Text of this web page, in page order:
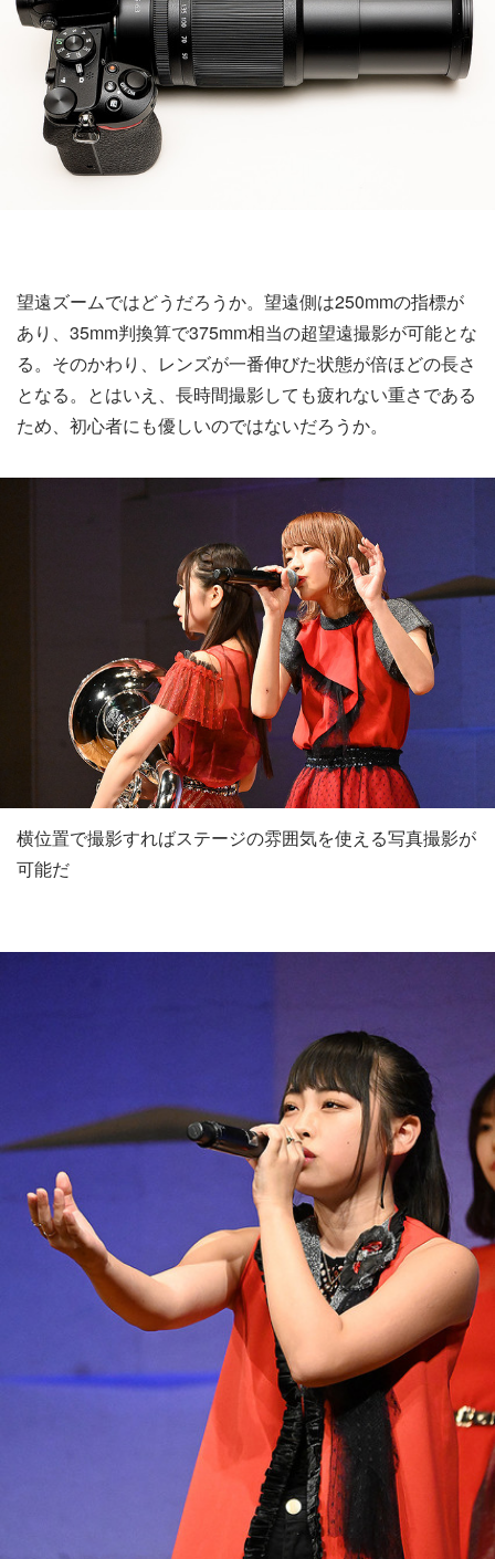
望遠ズームではどうだろうか。望遠側は250mmの指標が
あり、35mm判換算で375mm相当の超望遠撮影が可能とな
る。そのかわり、レンズが一番伸びた状態が倍ほどの長さ
となる。とはいえ、長時間撮影しても疲れない重さである
ため、初心者にも優しいのではないだろうか。
横位置で撮影すればステージの雰囲気を使える写真撮影が
可能だ